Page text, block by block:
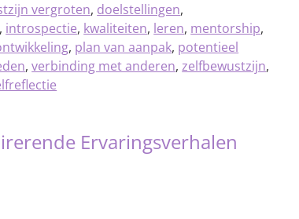
vergroten, doelstellingen,
, introspectie, kwaliteiten, leren, mentorship,
, plan van aanpak, potentieel
,verbinding met anderen,zelfbewustzijn,
Ervaringsverhalen